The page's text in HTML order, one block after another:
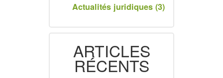
Actualités juridiques (3)
ARTICLES
RÉCENTS